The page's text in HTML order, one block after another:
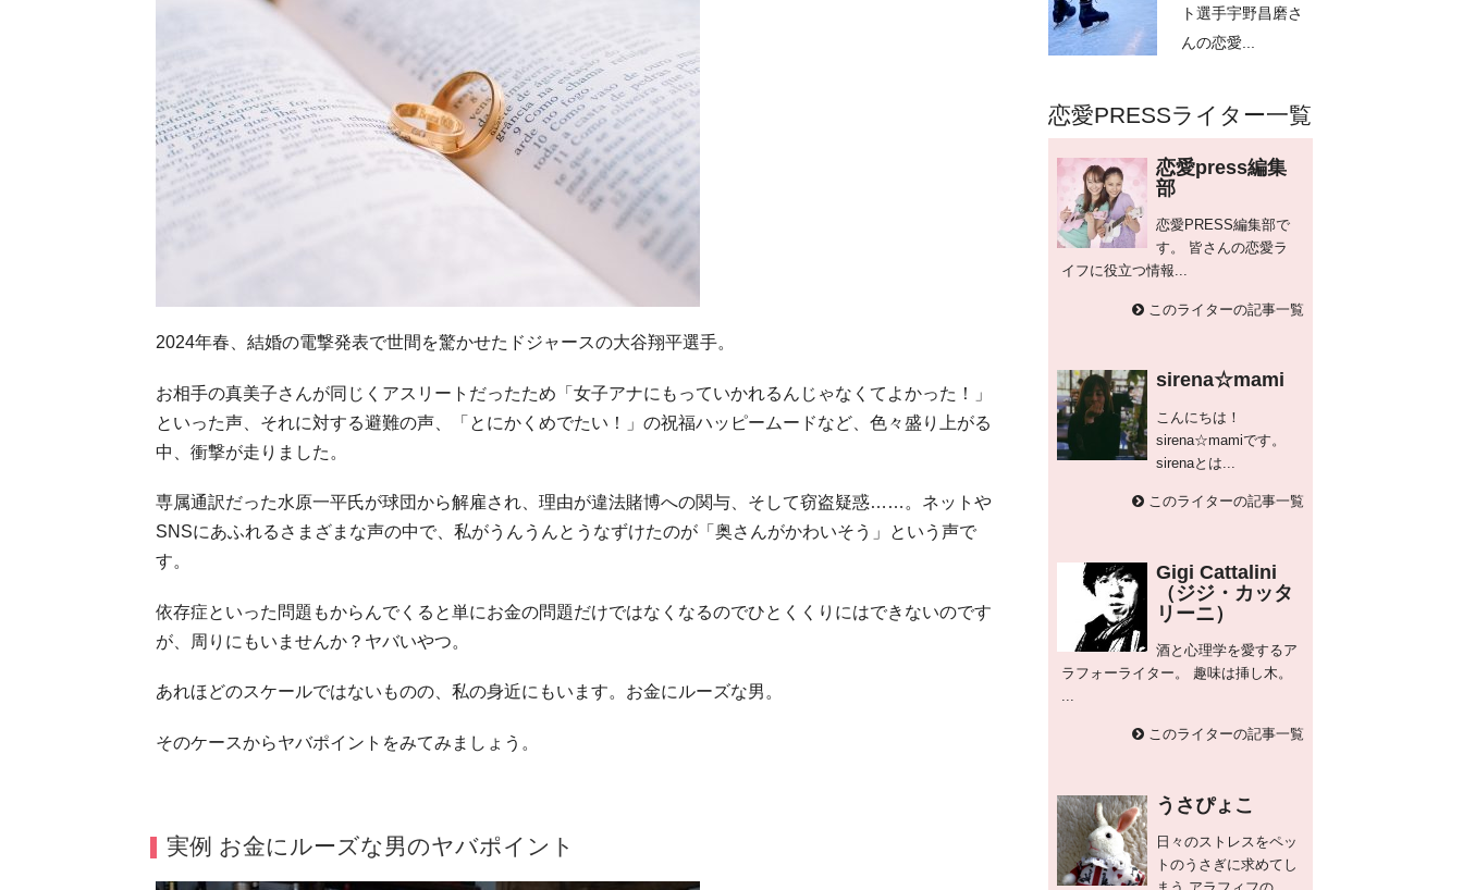
2024年春、結婚の電撃発表で世間を驚かせたドジャースの大谷翔平選手。
お相手の真美子さんが同じくアスリートだったため「女子アナにもっていかれるんじゃなくてよかった！」
といった声、それに対する避難の声、「とにかくめでたい！」の祝福ハッピームードなど、色々盛り上がる
中、衝撃が走りました。
専属通訳だった水原一平氏が球団から解雇され、理由が違法賭博への関与、そして窃盗疑惑……。ネットや
SNSにあふれるさまざまな声の中で、私がうんうんとうなずけたのが「奥さんがかわいそう」という声で
す。
依存症といった問題もからんでくると単にお金の問題だけではなくなるのでひとくくりにはできないのです
が、周りにもいませんか？ヤバいやつ。
あれほどのスケールではないものの、私の身近にもいます。お金にルーズな男。
そのケースからヤバポイントをみてみましょう。
実例 お金にルーズな男のヤバポイント
ト選手宇野昌磨さ
んの恋愛...
恋愛PRESSライター一覧
恋愛press編集
部
恋愛PRESS編集部で
す。 皆さんの恋愛ラ
イフに役立つ情報...
このライターの記事一覧
sirena☆mami
こんにちは！
sirena☆mamiです。
sirenaとは...
このライターの記事一覧
Gigi Cattalini
（ジジ・カッタ
リーニ）
酒と心理学を愛するア
ラフォーライター。 趣味は挿し木。
...
このライターの記事一覧
うさぴょこ
日々のストレスをペッ
トのうさぎに求めてし